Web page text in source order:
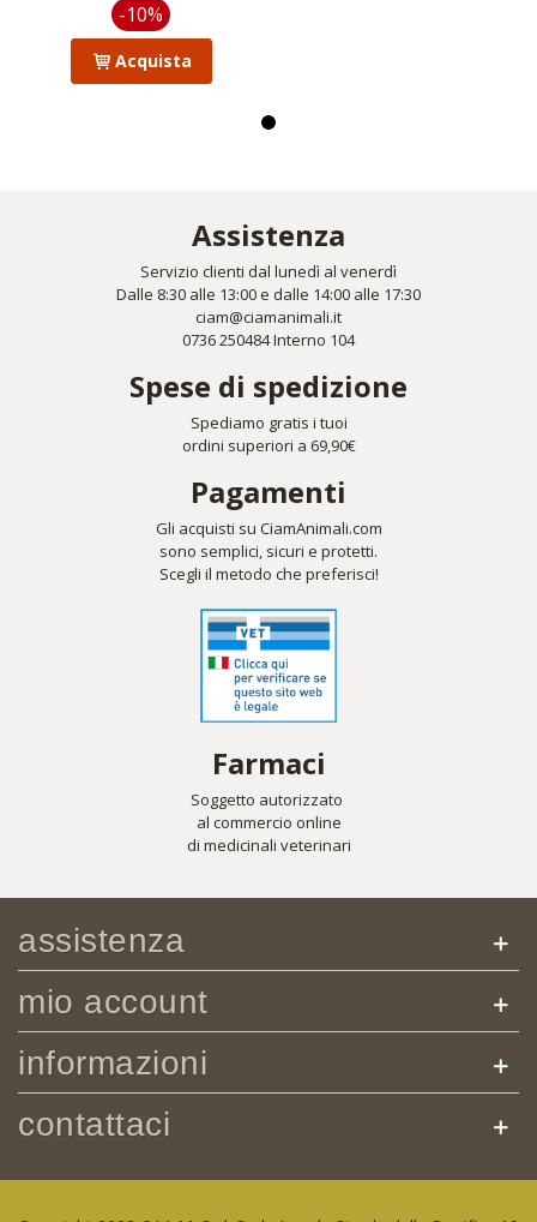
-10%
Acquista
Assistenza
Servizio clienti dal lunedì al venerdì
Dalle 8:30 alle 13:00 e dalle 14:00 alle 17:30
ciam@ciamanimali.it
0736 250484 Interno 104
Spese di spedizione
Spediamo gratis i tuoi
ordini superiori a 69,90€
Pagamenti
Gli acquisti su CiamAnimali.com
sono semplici, sicuri e protetti.
Scegli il metodo che preferisci!
Farmaci
Soggetto autorizzato
al commercio online
di medicinali veterinari
assistenza
mio account
informazioni
contattaci